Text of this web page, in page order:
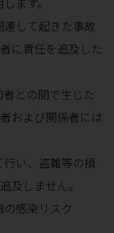
して起きた事故
に責任を追及した
との間で生じた
および関係者には
い、盗難等の損
及しません。
感染リスク